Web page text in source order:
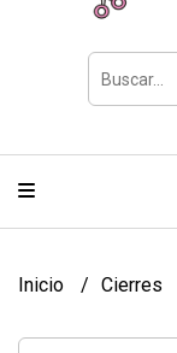
Inicio Cierres